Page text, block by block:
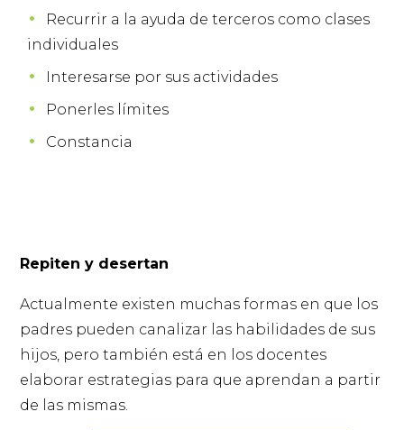
Recurrir a la ayuda de terceros como clases
individuales
Interesarse por sus actividades
Ponerles límites
Constancia
Repiten y desertan
Actualmente existen muchas formas en que los
padres pueden canalizar las habilidades de sus
hijos, pero también está en los docentes
elaborar estrategias para que aprendan a partir
de las mismas.